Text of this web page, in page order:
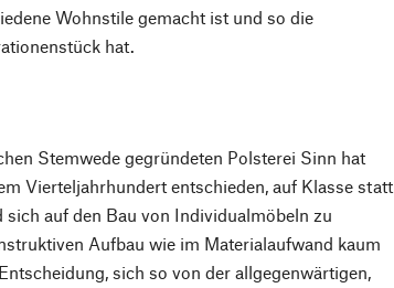
Wohnstile gemacht ist und so die
hat.
Stemwede gegründeten Polsterei Sinn hat
Vierteljahrhundert entschieden, auf Klasse statt
sich auf den Bau von Individualmöbeln zu
Aufbau wie im Materialaufwand kaum
sich so von der allgegenwärtigen,